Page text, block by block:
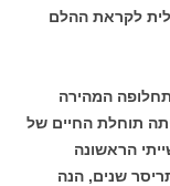
לקראת ההלם
המהירה
תוחלת החיים של
הראשונה
שנים, הנה